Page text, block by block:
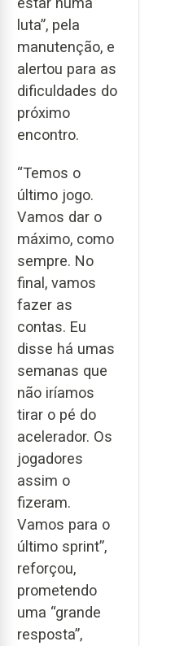
luta”, pela
manutenção, e
alertou para as
dificuldades do
próximo
encontro.
“Temos o
último jogo.
Vamos dar o
máximo, como
sempre. No
final, vamos
fazer as
contas. Eu
disse há umas
semanas que
não iríamos
tirar o pé do
acelerador. Os
jogadores
assim o
fizeram.
Vamos para o
último sprint”,
reforçou,
prometendo
uma “grande
resposta”,